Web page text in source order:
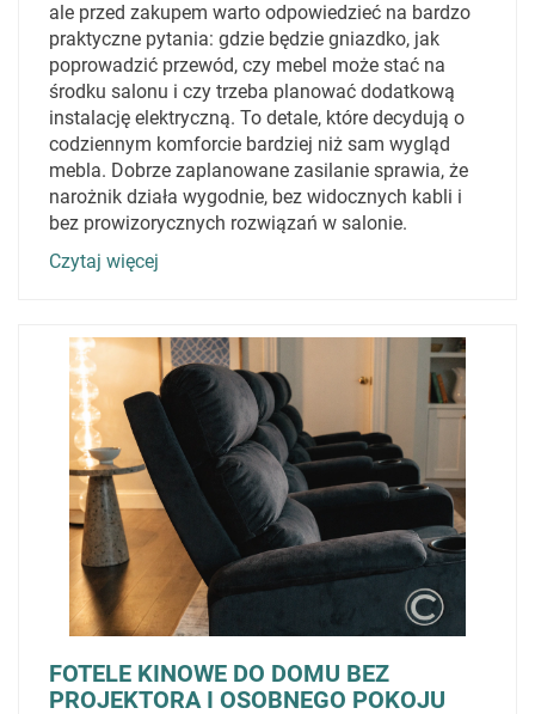
ale przed zakupem warto odpowiedzieć na bardzo
praktyczne pytania: gdzie będzie gniazdko, jak
poprowadzić przewód, czy mebel może stać na
środku salonu i czy trzeba planować dodatkową
instalację elektryczną. To detale, które decydują o
codziennym komforcie bardziej niż sam wygląd
mebla. Dobrze zaplanowane zasilanie sprawia, że
narożnik działa wygodnie, bez widocznych kabli i
bez prowizorycznych rozwiązań w salonie.
Czytaj więcej
FOTELE KINOWE DO DOMU BEZ
PROJEKTORA I OSOBNEGO POKOJU